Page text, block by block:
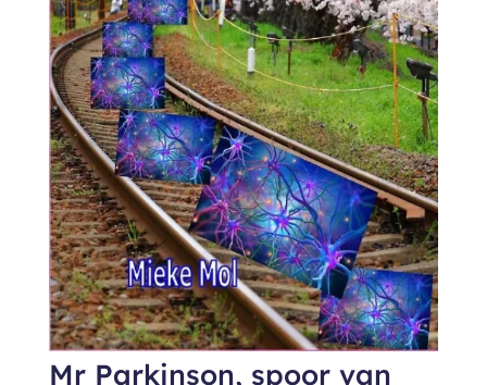
Mr Parkinson, spoor van